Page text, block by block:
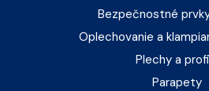
Bezpečnostné
Oplechovanie a
Plechy a
Parapety